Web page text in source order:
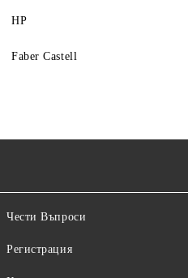
HP
Faber Castell
Чести Въпроси
Регистрация